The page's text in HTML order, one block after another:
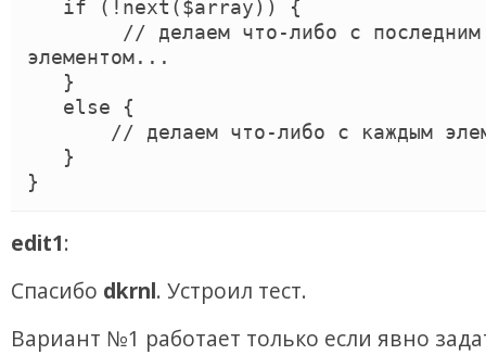
элементом...
}
edit1:
Спасибо dkrnl. Устроил тест.
Вариант №1 работает только если явно